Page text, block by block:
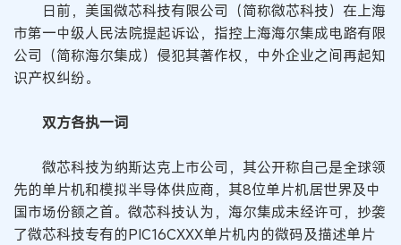
日前，美国微芯科技有限公司（简称微芯科技）在上海
市第一中级人民法院提起诉讼，指控上海海尔集成电路有限
公司（简称海尔集成）侵犯其著作权，中外企业之间再起知
识产权纠纷。
双方各执一词
微芯科技为纳斯达克上市公司，其公开称自己是全球领
先的单片机和模拟半导体供应商，其8位单片机居世界及中
国市场份额之首。微芯科技认为，海尔集成未经许可，抄袭
了微芯科技专有的PIC16CXXX单片机内的微码及描述单片